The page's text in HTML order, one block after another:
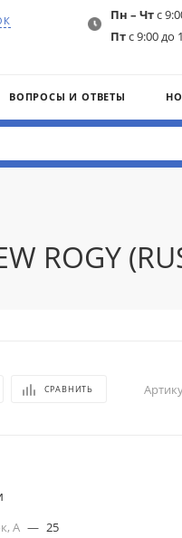
Пн – Чтс
Птс 9:00 до
ВОПРОСЫ И ОТВЕТЫ
ROGY
СРАВНИТЬ
А — 25